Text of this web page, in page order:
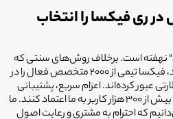
در ری فیکسا را انتخاب
نهفته است. برخلاف روش‌های سنتی که
شما شناختی از کارگران اعزامی ندارید، فیکسا تیمی از ۲۰۰۰ متخصص فعال را در
عبور کرده‌اند. اعزام سریع، پشتیبانی
دائم و ضمانت خدمات باعث شده تا بیش از ۳۰۰ هزار کاربر به ما اعتماد کنند. ما
که احترام به مشتری و رعایت اصول